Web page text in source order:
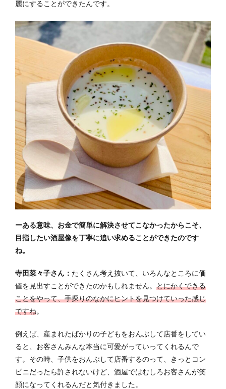
麗にすることができたんです。
ーある意味、お金で簡単に解決させてこなかったからこそ、
目指したい酒屋像を丁寧に追い求めることができたのです
ね。
寺田菜々子さん： たくさん考え抜いて、いろんなところに価
値を見出すことができたのかもしれません。 とにかくできる
ことをやって、手探りのなかにヒントを見つけていった感じ
ですね。
例えば、産まれたばかりの子どもをおんぶして店番をしてい
ると、お客さんみんな本当に可愛がっていってくれるんで
す。その時、子供をおんぶして店番するのって、きっとコン
ビニだったら許されないけど、酒屋ではむしろお客さんが笑
顔になってくれるんだと気付きました。